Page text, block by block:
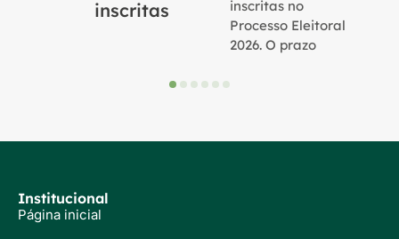
inscritas
inscritas no
Processo Eleitoral
2026. O prazo
Institucional
Página inicial